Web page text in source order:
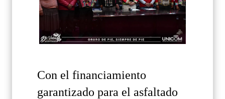
Con el financiamiento
garantizado para el asfaltado